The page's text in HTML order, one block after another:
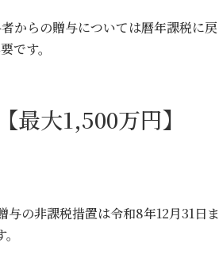
からの贈与については暦年課税に
です。
大1,500万円】
の非課税措置は令和8年12月31